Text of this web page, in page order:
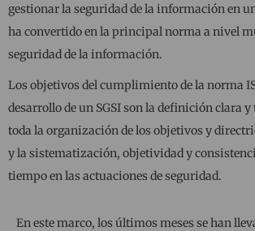
gestionar la seguridad de la información en
ha convertido en la principal norma a nivel
seguridad de la información.
Los objetivos del cumplimiento de la norma
desarrollo de un SGSI son la definición clara
toda la organización de los objetivos y
y la sistematización, objetividad y
tiempo en las actuaciones de seguridad.
En este marco, los últimos meses se han